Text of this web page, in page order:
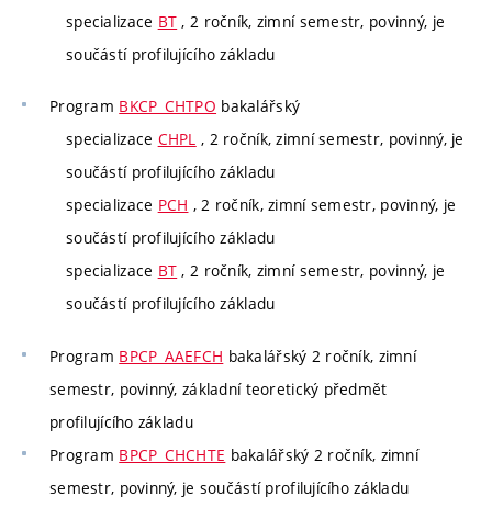
specializace BT , 2 ročník, zimní semestr, povinný, je
součástí profilujícího základu
Program BKCP_CHTPO bakalářský
specializace CHPL , 2 ročník, zimní semestr, povinný, je
součástí profilujícího základu
specializace PCH , 2 ročník, zimní semestr, povinný, je
součástí profilujícího základu
specializace BT , 2 ročník, zimní semestr, povinný, je
součástí profilujícího základu
Program BPCP_AAEFCH bakalářský 2 ročník, zimní
semestr, povinný, základní teoretický předmět
profilujícího základu
Program BPCP_CHCHTE bakalářský 2 ročník, zimní
semestr, povinný, je součástí profilujícího základu